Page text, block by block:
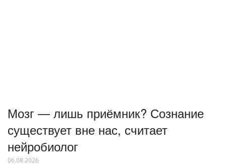
Мозг — лишь приёмник? Сознание
существует вне нас, считает
нейробиолог
06.08.2026